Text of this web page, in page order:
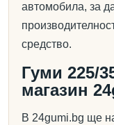
автомобила, за
средство.
Гуми 225/
магазин
В 24gumi.bg ще